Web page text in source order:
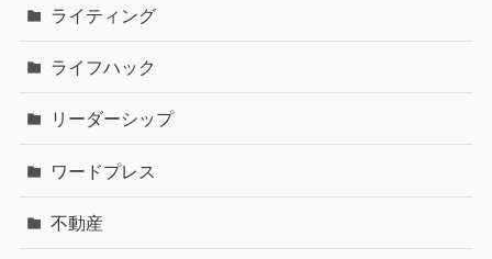
ライティング
ライフハック
リーダーシップ
ワードプレス
不動産